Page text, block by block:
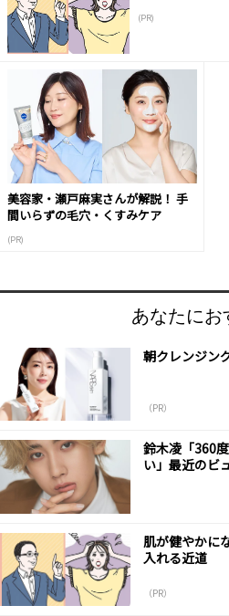
(PR)
美容家・瀬戸麻実さんが解説！ 手
間いらずの毛穴・くすみケア
(PR)
あなたにお
朝クレンジン
（PR）
鈴木凌「360
い」最近のビ
肌が健やかに
入れる近道
（PR）